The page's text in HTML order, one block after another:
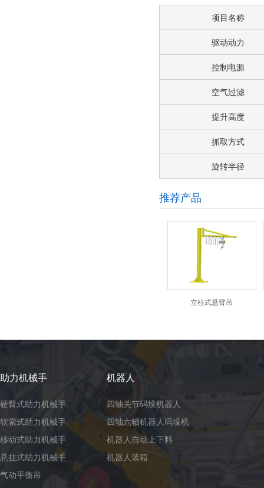
项目名称
驱动动力
控制电源
空气过滤
提升高度
抓取方式
旋转半径
推荐产品
立柱式悬臂吊
助力机械手
硬臂式助力机械手
软索式助力机械手
移动式助力机械手
悬挂式助力机械手
气动平衡吊
机器人
四轴关节码垛机器人
四轴六轴机器人码垛机
机器人自动上下料
机器人装箱